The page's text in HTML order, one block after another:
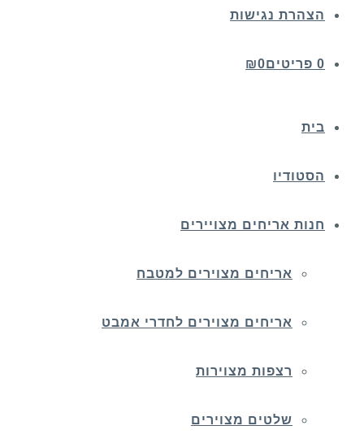
הצהרת נגישות
0 פריטים ₪0
בית
הסטודיו
חנות אריחים מצויירים
אריחים מצוירים למטבח
אריחים מצוירים לחדרי אמבט
רצפות מצוירות
שלטים מצוירים